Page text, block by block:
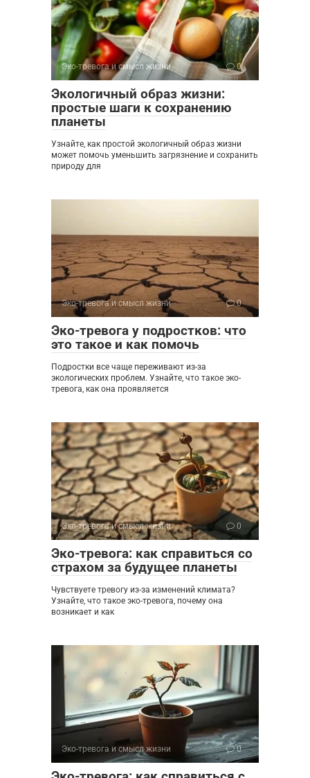
Эко-тревога и смысл жизни 0
Экологичный образ жизни:
простые шаги к сохранению
планеты
Узнайте, как простой экологичный образ жизни
может помочь уменьшить загрязнение и сохранить
природу для
Эко-тревога и смысл жизни 0
Эко-тревога у подростков: что
это такое и как помочь
Подростки все чаще переживают из-за
экологических проблем. Узнайте, что такое эко-
тревога, как она проявляется
Эко-тревога и смысл жизни 0
Эко-тревога: как справиться со
страхом за будущее планеты
Чувствуете тревогу из-за изменений климата?
Узнайте, что такое эко-тревога, почему она
возникает и как
Эко-тревога и смысл жизни 0